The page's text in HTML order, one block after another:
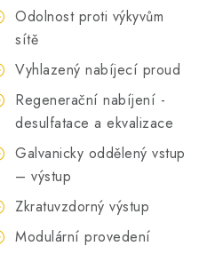
Odolnost proti výkyvům
sítě
Vyhlazený nabíjecí proud
Regenerační nabíjení -
desulfatace a ekvalizace
Galvanicky oddělený vstup
– výstup
Zkratuvzdorný výstup
Modulární provedení